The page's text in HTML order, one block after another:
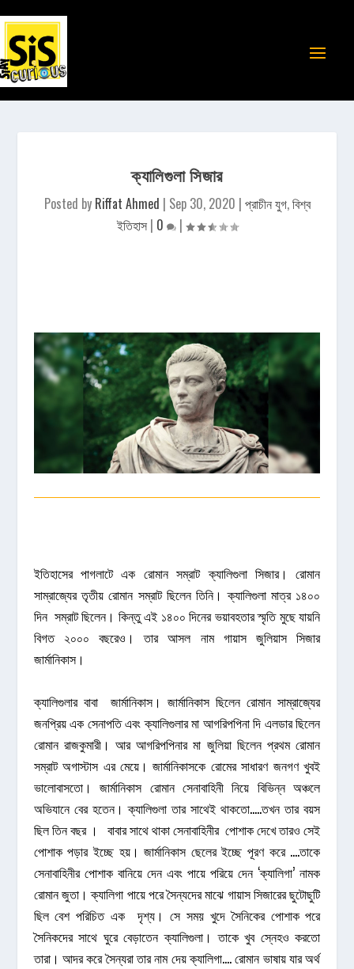
ক্যালিগুলা সিজার
Posted by Riffat Ahmed | Sep 30, 2020 | প্রাচীন যুগ,বিশ্ব
ইতিহাস| 0 |
ইতিহাসের পাগলাটে এক রোমান সম্রাট ক্যালিগুলা সিজার। রোমান
সাম্রাজ্যের তৃতীয় রোমান সম্রাট ছিলেন তিনি। ক্যালিগুলা মাত্র ১৪০০
দিন সম্রাট ছিলেন। কিন্তু এই ১৪০০ দিনের ভয়াবহতার স্মৃতি মুছে যায়নি
বিগত ২০০০ বছরেও। তার আসল নাম গায়াস জুলিয়াস সিজার
জার্মানিকাস।
ক্যালিগুলার বাবা জার্মানিকাস। জার্মানিকাস ছিলেন রোমান সাম্রাজ্যের
জনপ্রিয় এক সেনাপতি এবং ক্যালিগুলার মা আগরিপপিনা দি এলডার ছিলেন
রোমান রাজকুমারী। আর আগরিপপিনার মা জুলিয়া ছিলেন প্রথম রোমান
সম্রাট অগাস্টাস এর মেয়ে। জার্মানিকাসকে রোমের সাধারণ জনগণ খুবই
ভালোবাসতো। জার্মানিকাস রোমান সেনাবাহিনী নিয়ে বিভিন্ন অঞ্চলে
অভিযানে বের হতেন। ক্যালিগুলা তার সাথেই থাকতো…..তখন তার বয়স
ছিল তিন বছর । বাবার সাথে থাকা সেনাবাহিনীর পোশাক দেখে তারও সেই
পোশাক পড়ার ইচ্ছে হয়। জার্মানিকাস ছেলের ইচ্ছে পূরণ করে ….তাকে
সেনাবাহিনীর পোশাক বানিয়ে দেন এবং পায়ে পরিয়ে দেন ‘ক্যালিগা’ নামক
রোমান জুতা। ক্যালিগা পায়ে পরে সৈন্যদের মাঝে গায়াস সিজারের ছুটোছুটি
ছিল বেশ পরিচিত এক দৃশ্য। সে সময় খুদে সৈনিকের পোশাক পরে
সৈনিকদের সাথে ঘুরে বেড়াতেন ক্যালিগুলা। তাকে খুব স্নেহও করতো
তারা। আদর করে সৈন্যরা তার নাম দেয় ক্যালিগা…. রোমান ভাষায় যার অর্থ